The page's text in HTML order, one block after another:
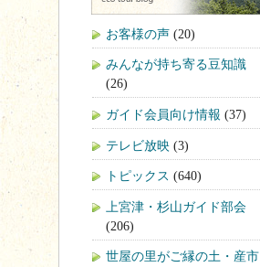
お客様の声 (20)
みんなが持ち寄る豆知識
(26)
ガイド会員向け情報 (37)
テレビ放映 (3)
トピックス (640)
上宮津・杉山ガイド部会
(206)
世屋の里がご縁の土・産市